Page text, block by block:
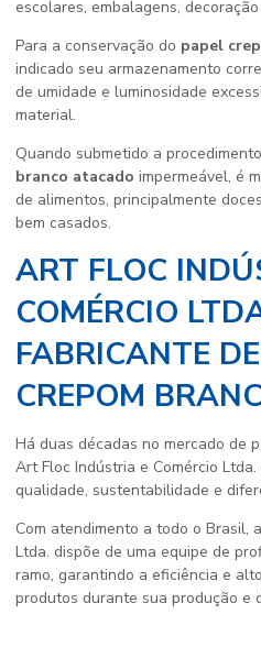
escolares, embalagens,
Para a conservação do papel
indicado seu armazenamento
de umidade e luminosidade
material.
Quando submetido a
branco atacado impermeável, é
de alimentos, principalmente
bem casados.
ART FLOC
COMÉRCIO
FABRICANTE
CREPOM
Há duas décadas no mercado de
Art Floc Indústria e Comércio
qualidade, sustentabilidade e
Com atendimento a todo o Brasil,
Ltda. dispõe de uma equipe de
ramo, garantindo a eficiência e
produtos durante sua produção e